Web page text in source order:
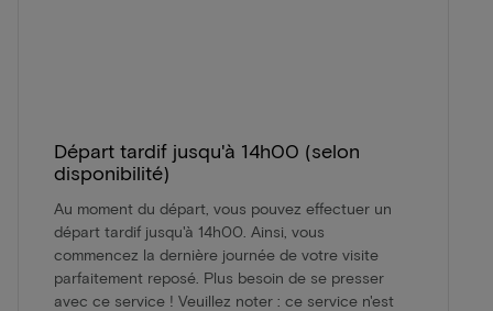
Départ tardif jusqu'à 14h00 (selon
disponibilité)
Au moment du départ, vous pouvez effectuer un
départ tardif jusqu'à 14h00. Ainsi, vous
commencez la dernière journée de votre visite
parfaitement reposé. Plus besoin de se presser
avec ce service ! Veuillez noter : ce service n'est